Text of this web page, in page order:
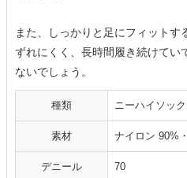
また、しっかりと足にフィットす
ずれにくく、長時間履き続けてい
ないでしょう。
種類 ニーハイソック
素材 ナイロン 90%
デニール 70